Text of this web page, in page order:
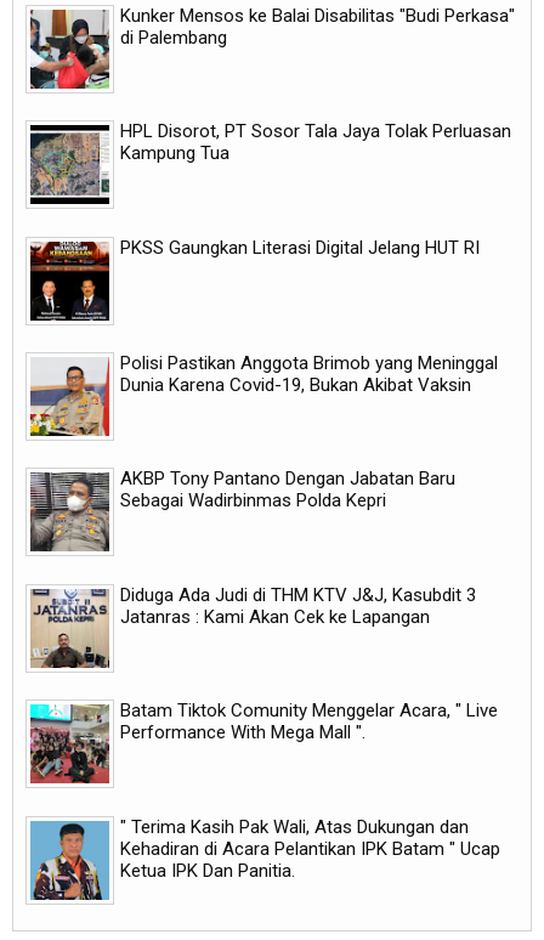
Kunker Mensos ke Balai Disabilitas "Budi Perkasa"
di Palembang
HPL Disorot, PT Sosor Tala Jaya Tolak Perluasan
Kampung Tua
PKSS Gaungkan Literasi Digital Jelang HUT RI
Polisi Pastikan Anggota Brimob yang Meninggal
Dunia Karena Covid-19, Bukan Akibat Vaksin
AKBP Tony Pantano Dengan Jabatan Baru
Sebagai Wadirbinmas Polda Kepri
Diduga Ada Judi di THM KTV J&J, Kasubdit 3
Jatanras : Kami Akan Cek ke Lapangan
Batam Tiktok Comunity Menggelar Acara, " Live
Performance With Mega Mall ".
" Terima Kasih Pak Wali, Atas Dukungan dan
Kehadiran di Acara Pelantikan IPK Batam " Ucap
Ketua IPK Dan Panitia.